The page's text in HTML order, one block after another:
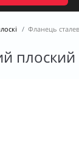
Фланець
плоский